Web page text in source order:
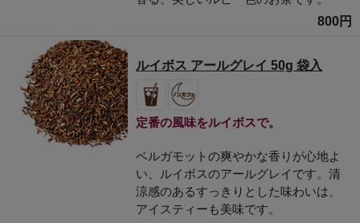
800円
ルイボス アールグレイ 50g 袋入
定番の風味をルイボスで。
ベルガモットの爽やかな香りが心地よ
い、ルイボスのアールグレイです。清
涼感のあるすっきりとした味わいは、
アイスティーも美味です。